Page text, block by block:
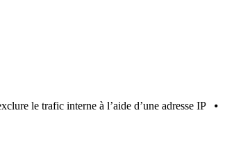
le trafic interne à l’aide d’une adresse IP ⦁